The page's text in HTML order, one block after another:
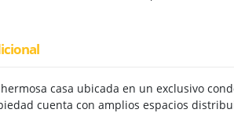
casa ubicada en un exclusivo
cuenta con amplios espacios